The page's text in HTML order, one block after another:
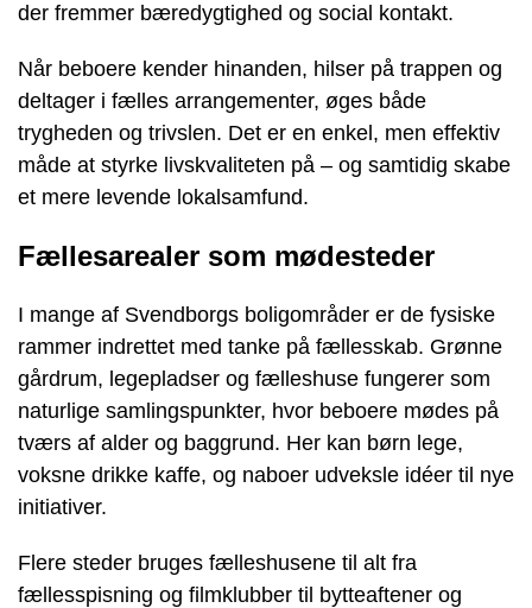
der fremmer bæredygtighed og social kontakt.
Når beboere kender hinanden, hilser på trappen og
deltager i fælles arrangementer, øges både
trygheden og trivslen. Det er en enkel, men effektiv
måde at styrke livskvaliteten på – og samtidig skabe
et mere levende lokalsamfund.
Fællesarealer som mødesteder
I mange af Svendborgs boligområder er de fysiske
rammer indrettet med tanke på fællesskab. Grønne
gårdrum, legepladser og fælleshuse fungerer som
naturlige samlingspunkter, hvor beboere mødes på
tværs af alder og baggrund. Her kan børn lege,
voksne drikke kaffe, og naboer udveksle idéer til nye
initiativer.
Flere steder bruges fælleshusene til alt fra
fællesspisning og filmklubber til bytteaftener og